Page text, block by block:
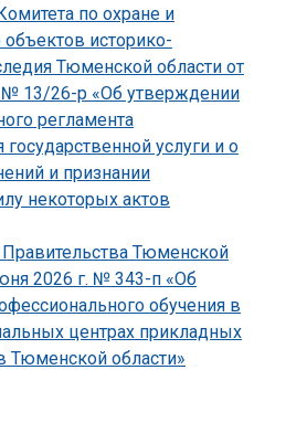
по охране и
историко-
Тюменской области от
№ 13/26-р «Об утверждении
регламента
государственной услуги и о
и признании
некоторых актов
Тюменской
2026 г. № 343-п «Об
обучения в
центрах прикладных
Тюменской области»